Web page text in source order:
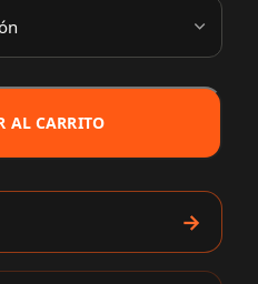
AL CARRITO